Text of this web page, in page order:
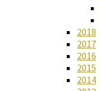
2018
2017
2016
2015
2014